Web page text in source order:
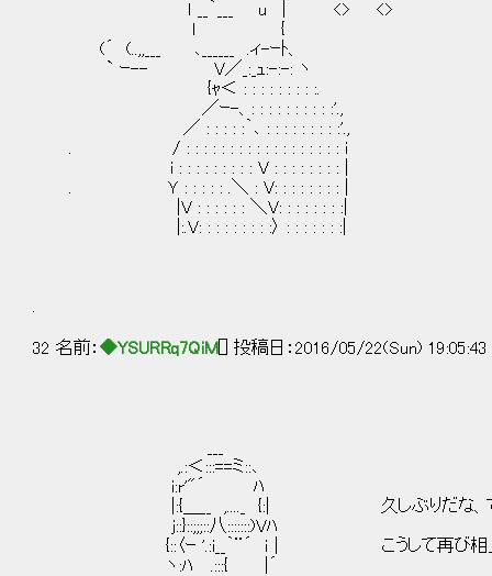
ｌ __｀___ u │ <> <>
ｌ {
(´ (..,,___ ､______ .ィ-ｰﾄ、
` ｰ-- V／_:_ｭ:-:-: ヽ
{ｬ＜ : : : : : : : : :.
／ｰ-、: : : : : : : : : :'.,
／ : : : : :｀､ : : : : : : : : :'.,
. / : : : : : : : : : : : : : : : : : : i
i : : : : : : : : : V : : : : : : : : |
. Ｙ : : : : : .＼ : V: : : : : : : : |
|V : : : : : : ＼V: : : : : : : :|
|:.V: : : : : : : : :〉 : : : : : : :|
32 名前： ◆YSURRq7QiM [] 投稿日：2016/05/22(Sun) 19:05:43
,.:＜:::==ミ::､
i:r'"´ ﾊ
|:{＿__ ,...._ {:| 久しぶりだな、できな
j::}::;;;::八:::::::)Vﾊ
{::〈ｰ '.:i__｀¨´ ｉ | こうして再び相見えた
ヽ:ﾊ .:::{ |´